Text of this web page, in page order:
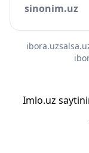
sinonim.uz
ibora.uz
Imlo.uz